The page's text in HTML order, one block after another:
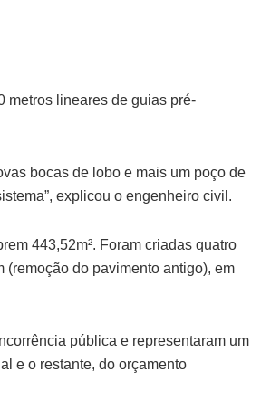
metros lineares de guias pré-
bocas de lobo e mais um poço de
explicou o engenheiro civil.
443,52m². Foram criadas quatro
do pavimento antigo), em
pública e representaram um
e o restante, do orçamento